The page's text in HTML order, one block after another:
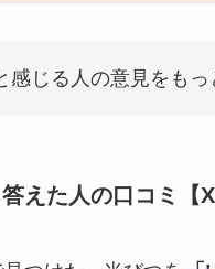
感じる人の意見をもっ
答えた人の口コミ【X